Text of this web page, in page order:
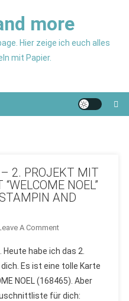
more
Hier zeige ich euch alles
mit Papier.
2. PROJEKT MIT
NOEL”
AND
A CommentOn
2026
–
2.
PROJEKT
habe ich das 2.
Es ist eine tolle Karte
NOEL (168465). Aber
für dich: